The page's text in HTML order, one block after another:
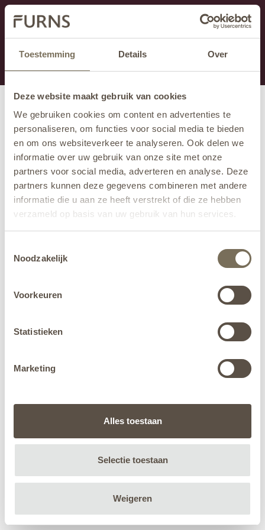
Toestemming Details Over
Deze website maakt gebruik van cookies
We gebruiken cookies om content en advertenties te
personaliseren, om functies voor social media te bieden
en om ons websiteverkeer te analyseren. Ook delen we
informatie over uw gebruik van onze site met onze
partners voor social media, adverteren en analyse. Deze
partners kunnen deze gegevens combineren met andere
informatie die u aan ze heeft verstrekt of die ze hebben
verzameld op basis van uw gebruik van hun services.
jehier.
Noodzakelijk
Voorkeuren
Statistieken
Marketing
Alles toestaan
Selectie toestaan
Weigeren
Cette section est actuellement en maintenance.
Si vous manquez des informations, vous pouvez nous
appeler au +31 413 395 295 ou nous envoyer un e-